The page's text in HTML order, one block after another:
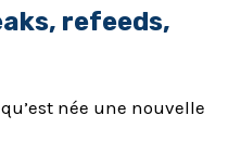
refeeds,
née une nouvelle